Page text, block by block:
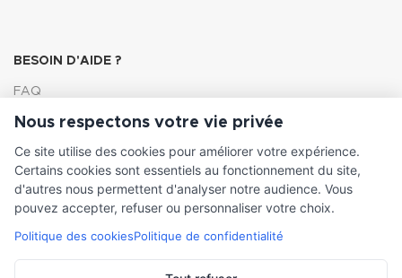
BESOIN D'AIDE ?
FAQ
Lexique
Comment choisir ma pompe
INFORMATIONS LÉGALES
Nous respectons votre vie privée
Ce site utilise des cookies pour améliorer votre expérience.
Certains cookies sont essentiels au fonctionnement du site,
d'autres nous permettent d'analyser notre audience. Vous
pouvez accepter, refuser ou personnaliser votre choix.
Politique des cookiesPolitique de confidentialité